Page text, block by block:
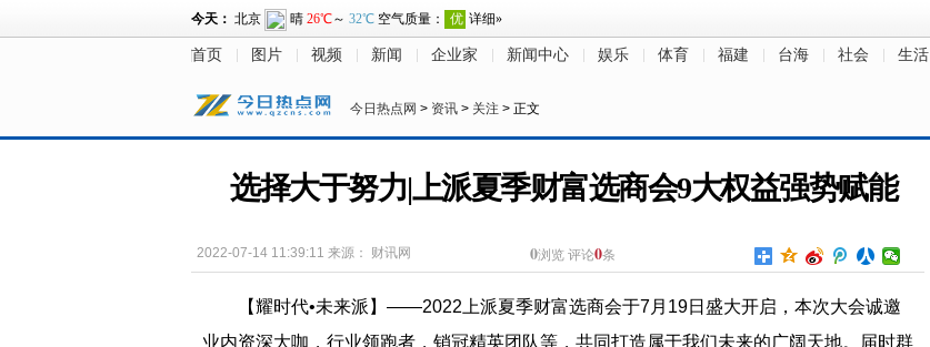
首页 图片 视频 新闻 企业家 新闻中心 娱乐 体育 福建 台海 社会 生活
今日热点网 > 资讯 > 关注 > 正文
选择大于努力|上派夏季财富选商会9大权益强势赋能
2022-07-14 11:39:11 来源： 财讯网 0浏览 评论0条
【耀时代•未来派】——2022上派夏季财富选商会于7月19日盛大开启，本次大会诚邀
业内资深大咖，行业领跑者，销冠精英团队等，共同打造属于我们未来的广阔天地。届时群